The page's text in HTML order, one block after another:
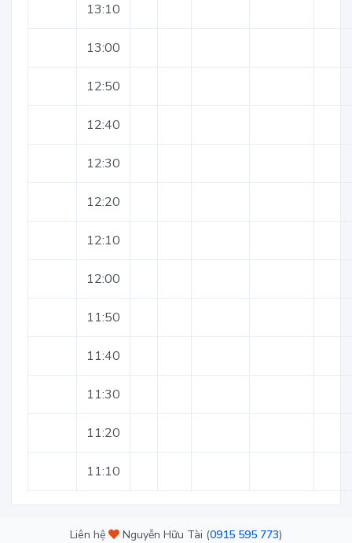
13:10
13:00
12:50
12:40
12:30
12:20
12:10
12:00
11:50
11:40
11:30
11:20
11:10
Liên hệ Nguyễn Hữu Tài (0915 595 773)